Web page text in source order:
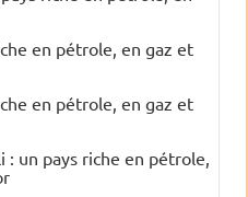
en pétrole, en gaz et
en pétrole, en gaz et
: un pays riche en pétrole,